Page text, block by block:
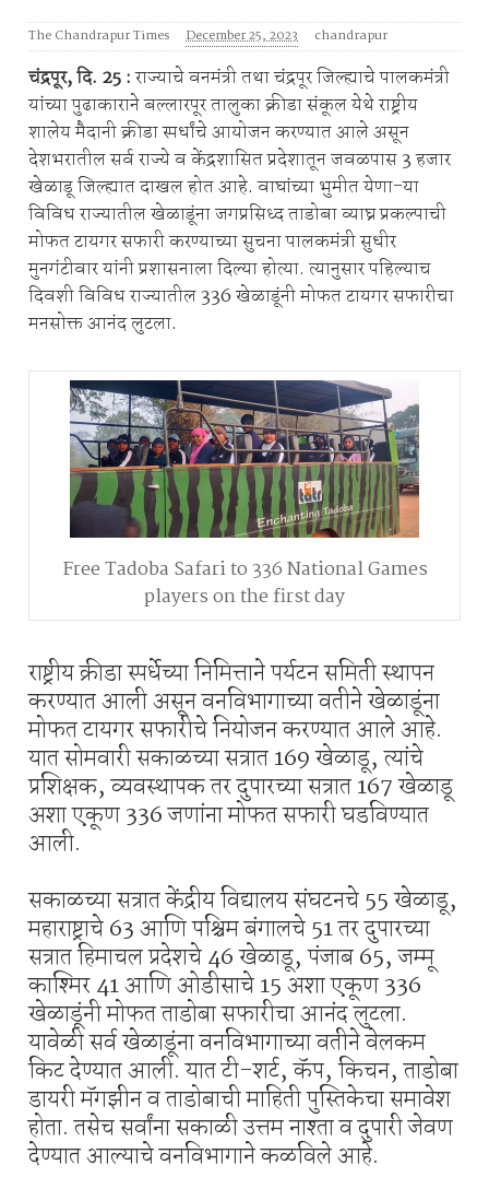
The Chandrapur Times December 25, 2023 chandrapur
चंद्रपूर, दि. 25 :राज्याचे वनमंत्री तथा चंद्रपूर जिल्ह्याचे पालकमंत्री
यांच्या पुढाकाराने बल्लारपूर तालुका क्रीडा संकूल येथे राष्ट्रीय
शालेय मैदानी क्रीडा स्पर्धांचे आयोजन करण्यात आले असून
देशभरातील सर्व राज्ये व केंद्रशासित प्रदेशातून जवळपास 3 हजार
खेळाडू जिल्ह्यात दाखल होत आहे. वाघांच्या भुमीत येणा-या
विविध राज्यातील खेळाडूंना जगप्रसिध्द ताडोबा व्याघ्र प्रकल्पाची
मोफत टायगर सफारी करण्याच्या सुचना पालकमंत्री सुधीर
मुनगंटीवार यांनी प्रशासनाला दिल्या होत्या. त्यानुसार पहिल्याच
दिवशी विविध राज्यातील 336 खेळाडूंनी मोफत टायगर सफारीचा
मनसोक्त आनंद लुटला.
Free Tadoba Safari to 336 National Games
players on the first day
राष्ट्रीय क्रीडा स्पर्धेच्या निमित्ताने पर्यटन समिती स्थापन
करण्यात आली असून वनविभागाच्या वतीने खेळाडूंना
मोफत टायगर सफारीचे नियोजन करण्यात आले आहे.
यात सोमवारी सकाळच्या सत्रात 169 खेळाडू, त्यांचे
प्रशिक्षक, व्यवस्थापक तर दुपारच्या सत्रात 167 खेळाडू
अशा एकूण 336 जणांना मोफत सफारी घडविण्यात
आली.
सकाळच्या सत्रात केंद्रीय विद्यालय संघटनचे 55 खेळाडू,
महाराष्ट्राचे 63 आणि पश्चिम बंगालचे 51 तर दुपारच्या
सत्रात हिमाचल प्रदेशचे 46 खेळाडू, पंजाब 65, जम्मू
काश्मिर 41 आणि ओडीसाचे 15 अशा एकूण 336
खेळाडूंनी मोफत ताडोबा सफारीचा आनंद लुटला.
यावेळी सर्व खेळाडूंना वनविभागाच्या वतीने वेलकम
किट देण्यात आली. यात टी-शर्ट, कॅप, किचन, ताडोबा
डायरी मॅगझीन व ताडोबाची माहिती पुस्तिकेचा समावेश
होता. तसेच सर्वांना सकाळी उत्तम नाश्ता व दुपारी जेवण
देण्यात आल्याचे वनविभागाने कळविले आहे.